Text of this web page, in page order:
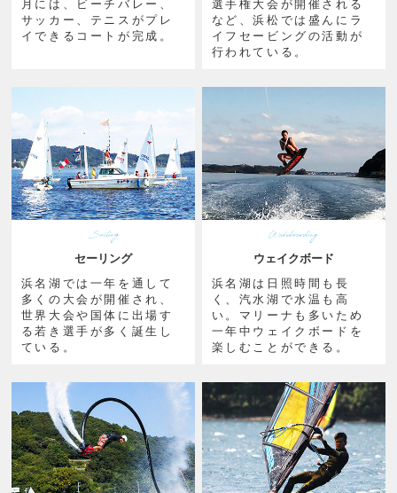
月には、ビーチバレー、
サッカー、テニスがプレ
イできるコートが完成。
選手権大会が開催される
など、浜松では盛んにラ
イフセービングの活動が
行われている。
セーリング
浜名湖では一年を通して
多くの大会が開催され、
世界大会や国体に出場す
る若き選手が多く誕生し
ている。
ウェイクボード
浜名湖は日照時間も長
く、汽水湖で水温も高
い。マリーナも多いため
一年中ウェイクボードを
楽しむことができる。